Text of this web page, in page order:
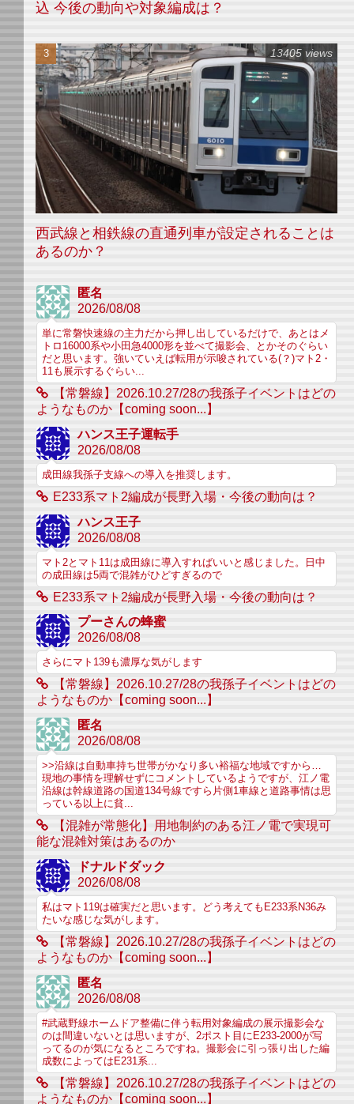
込 今後の動向や対象編成は？
西武線と相鉄線の直通列車が設定されることは
あるのか？
13405 views
匿名
2026/08/08
単に常磐快速線の主力だから押し出しているだけで、あとはメ
トロ16000系や小田急4000形を並べて撮影会、とかそのぐらい
だと思います。強いていえば転用が示唆されている(？)マト2・
11も展示するぐらい...
【常磐線】2026.10.27/28の我孫子イベントはどの
ようなものか【coming soon...】
ハンス王子運転手
2026/08/08
成田線我孫子支線への導入を推奨します。
E233系マト2編成が長野入場・今後の動向は？
ハンス王子
2026/08/08
マト2とマト11は成田線に導入すればいいと感じました。日中
の成田線は5両で混雑がひどすぎるので
E233系マト2編成が長野入場・今後の動向は？
プーさんの蜂蜜
2026/08/08
さらにマト139も濃厚な気がします
【常磐線】2026.10.27/28の我孫子イベントはどの
ようなものか【coming soon...】
匿名
2026/08/08
>>沿線は自動車持ち世帯がかなり多い裕福な地域ですから…
現地の事情を理解せずにコメントしているようですが、江ノ電
沿線は幹線道路の国道134号線ですら片側1車線と道路事情は思
っている以上に貧...
【混雑が常態化】用地制約のある江ノ電で実現可
能な混雑対策はあるのか
ドナルドダック
2026/08/08
私はマト119は確実だと思います。どう考えてもE233系N36み
たいな感じな気がします。
【常磐線】2026.10.27/28の我孫子イベントはどの
ようなものか【coming soon...】
匿名
2026/08/08
#武蔵野線ホームドア整備に伴う転用対象編成の展示撮影会な
のは間違いないとは思いますが、2ポスト目にE233-2000が写
ってるのが気になるところですね。撮影会に引っ張り出した編
成数によってはE231系...
【常磐線】2026.10.27/28の我孫子イベントはどの
ようなものか【coming soon...】